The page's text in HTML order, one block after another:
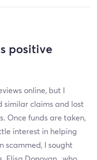
positive
online, but I
similar claims and lost
Once funds are taken,
interest in helping
scammed, I sought